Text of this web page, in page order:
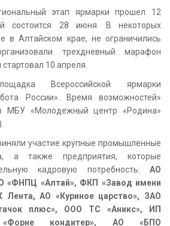
этап ярмарки прошел 12
состоится 28 июня. В некоторых
в Алтайском крае, не ограничились
трехдневный марафон
10 апреля.
Всероссийской ярмарки
России». Время возможностей»
МБУ «Молодежный центр «Родина»
участие крупные промышленные
а также предприятия, которые
кадровую потребность: АО
«ФНПЦ «Алтай», ФКП «Завод имени
АО «Куриное царство», ЗАО
плюс», ООО ТС «Аникс», ИП
кондитер», АО «БПО